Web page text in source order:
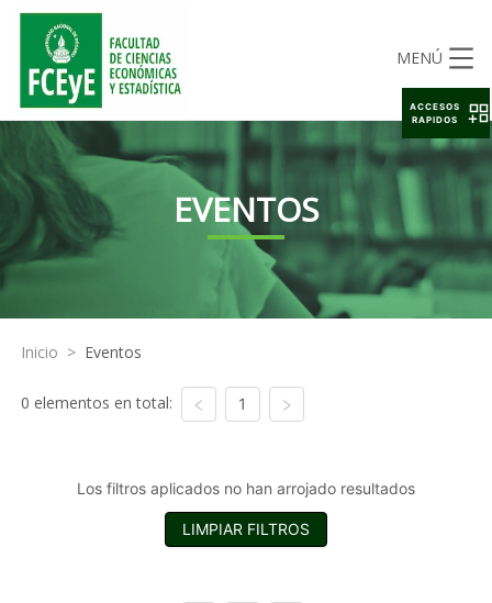
MENÚ
EVENTOS
Inicio > Eventos
0 elementos en total: 1
Los filtros aplicados no han arrojado resultados
LIMPIAR FILTROS
ACCESOS
RAPIDOS